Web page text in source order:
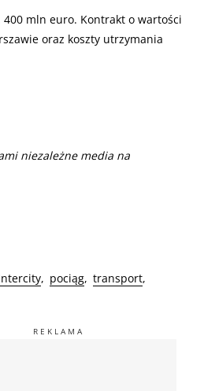
400 mln euro. Kontrakt o wartości
oraz koszty utrzymania
niezależne media na
pociąg transport